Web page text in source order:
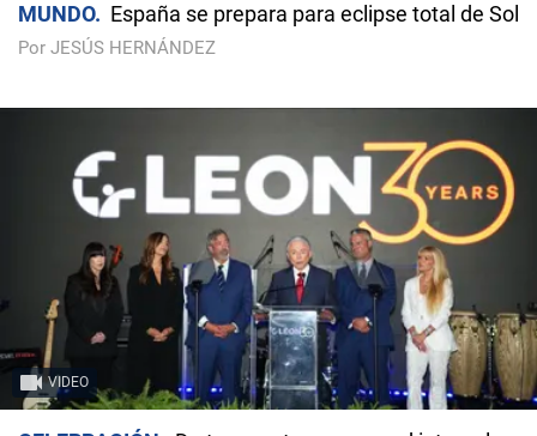
MUNDO España se prepara para eclipse total de Sol
Por JESÚS HERNÁNDEZ
VIDEO